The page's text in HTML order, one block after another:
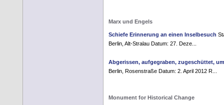
Marx und Engels
Schiefe Erinnerung an einen Inselbesuch
Berlin, Alt-Stralau Datum: 27. Deze...
Abgerissen, aufgegraben, zugeschüttet,
Berlin, Rosenstraße Datum: 2. April 2012 R...
Monument for Historical Change